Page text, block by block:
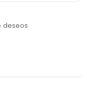
deseos